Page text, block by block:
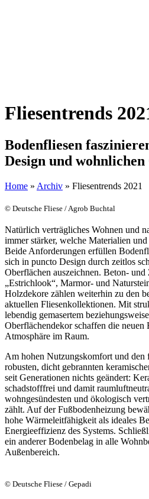
Fliesentrends
Bodenfliesen
Design und
Home » Archiv » Fliesentrends 2021
© Deutsche Fliese / Agrob Buchtal
Natürlich verträgliches Wohnen und
immer stärker, welche Materialien
Beide Anforderungen erfüllen
sich in puncto Design durch zeitlos
Oberflächen auszeichnen. Beton-
„Estrichlook“, Marmor- und
Holzdekore zählen weiterhin zu den
aktuellen Fliesenkollektionen. Mit
lebendig gemasertem
Oberflächendekor schaffen die
Atmosphäre im Raum.
Am hohen Nutzungskomfort und den
robusten, dicht gebrannten
seit Generationen nichts geändert:
schadstofffrei und damit
wohngesündesten und ökologisch
zählt. Auf der Fußbodenheizung
hohe Wärmeleitfähigkeit als ideales
Energieeffizienz des Systems.
ein anderer Bodenbelag in alle
Außenbereich.
© Deutsche Fliese / Gepadi